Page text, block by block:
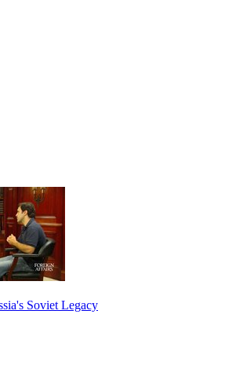
Soviet Legacy